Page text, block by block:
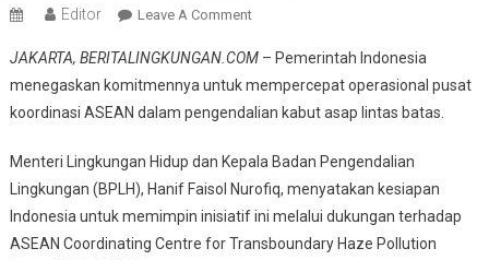
Editor Leave A CommentOn
Inisiatif
Indonesia
Untuk
Kabut
Asap
Lintas
Batas
JAKARTA, BERITALINGKUNGAN.COM– Pemerintah Indonesia
menegaskan komitmennya untuk mempercepat operasional pusat
koordinasi ASEAN dalam pengendalian kabut asap lintas batas.
Menteri Lingkungan Hidup dan Kepala Badan Pengendalian
Lingkungan (BPLH), Hanif Faisol Nurofiq, menyatakan kesiapan
Indonesia untuk memimpin inisiatif ini melalui dukungan terhadap
ASEAN Coordinating Centre for Transboundary Haze Pollution